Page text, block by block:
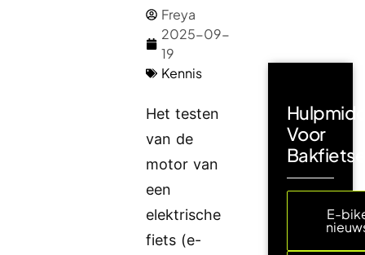
Freya
2025-09-
19
Kennis
Het testen
van de
motor van
een
elektrische
fiets (e-
Voor
E-